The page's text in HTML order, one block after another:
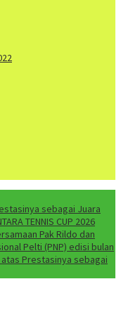
sebagai Juara
TENNIS CUP 2026
Pak Rildo dan
Pelti (PNP) edisi bulan
Prestasinya sebagai